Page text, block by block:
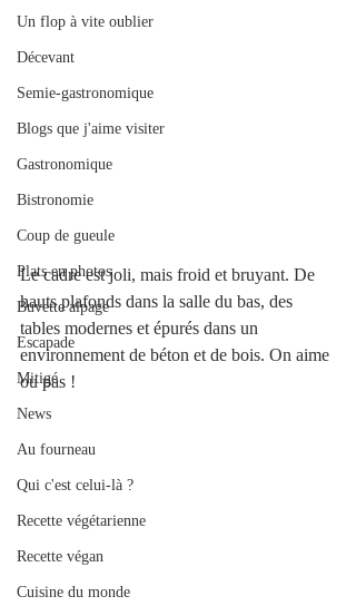
Un flop à vite oublier
Décevant
Semie-gastronomique
Blogs que j'aime visiter
Gastronomique
Bistronomie
Coup de gueule
Plats en photos
Buvette alpage
Escapade
Mitigé
News
Au fourneau
Qui c'est celui-là ?
Recette végétarienne
Recette végan
Cuisine du monde
Le cadre est joli, mais froid et bruyant. De
hauts plafonds dans la salle du bas, des
tables modernes et épurés dans un
environnement de béton et de bois. On aime
ou pas !